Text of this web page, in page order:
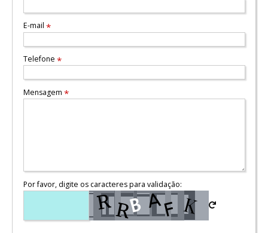
E-mail *
Telefone *
Mensagem *
Por favor, digite os caracteres para validação: